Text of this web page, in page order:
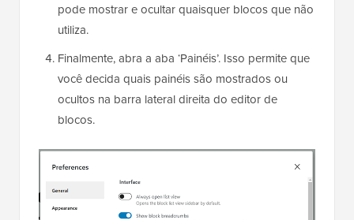
pode mostrar e ocultar quaisquer blocos que não
utiliza.
Finalmente, abra a aba ‘Painéis’. Isso permite que
você decida quais painéis são mostrados ou
ocultos na barra lateral direita do editor de
blocos.